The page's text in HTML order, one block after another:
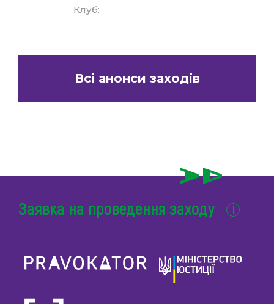
Клуб:
Всі анонси заходів
Заявка на проведення заходу